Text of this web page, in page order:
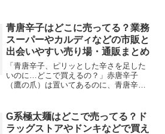
青唐辛子はどこに売ってる？業務
スーパーやカルディなどの市販と
出会いやすい売り場・通販まとめ
「青唐辛子、ピリッとした辛さを足した
いのに…どこで買えるの？」赤唐辛子
（鷹の爪）は置いてあるのに、青唐辛子
ーでも“いつも必ず置いてある定番野菜”と
いうより、旬や入荷の波...
G系極太麺はどこで売ってる？ド
ラッグストアやドンキなどで買え